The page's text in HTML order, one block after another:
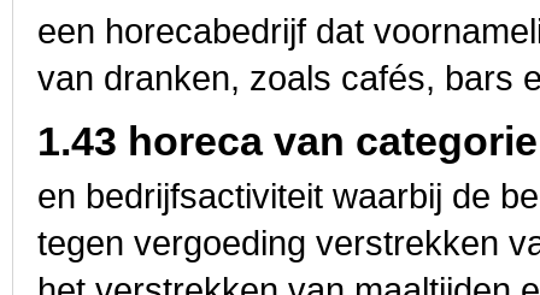
een horecabedrijf dat
van dranken, zoals cafés, bars
1.43 horeca van
en bedrijfsactiviteit waarbij de
tegen vergoeding verstrekken